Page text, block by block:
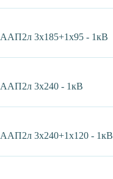
ААП2л 3х185+1х95 - 1кВ
ААП2л 3х240 - 1кВ
ААП2л 3х240+1х120 - 1кВ